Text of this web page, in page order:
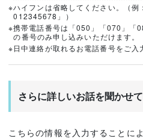
※ハイフンは省略してください。（
012345678」）
※携帯電話番号は「050」「070」「
の番号のみ申し込みいただけます。
※日中連絡が取れるお電話番号をご入
さらに詳しいお話を聞かせて
こちらの情報を入力することに